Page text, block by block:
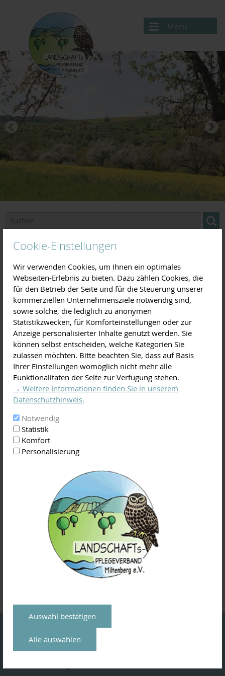
Cookie-Einstellungen
Wir verwenden Cookies, um Ihnen ein optimales
Webseiten-Erlebnis zu bieten. Dazu zählen Cookies, die
für den Betrieb der Seite und für die Steuerung unserer
kommerziellen Unternehmensziele notwendig sind,
sowie solche, die lediglich zu anonymen
Statistikzwecken, für Komforteinstellungen oder zur
Anzeige personalisierter Inhalte genutzt werden. Sie
können selbst entscheiden, welche Kategorien Sie
zulassen möchten. Bitte beachten Sie, dass auf Basis
Ihrer Einstellungen womöglich nicht mehr alle
Funktionalitäten der Seite zur Verfügung stehen.
→ Weitere Informationen finden Sie in unserem
Datenschutzhinweis.
Notwendig
Statistik
Komfort
Personalisierung
Auswahl bestätigen
Alle auswählen
Menü
Aktuelles
Verband
Projekte
Service
Links
Kontakte
Intensivierungskurs
Samstag, 31. Januar 2026 09:00bis17:00
Uhr
Veranstalter:
Landschaftspflegeverband Miltenberg e.V.
Streuobstanlage Amerika
Rainchestalgraben, Obernburg
63785 Obernburg
Für alle Zertifizierten Obstbaumpfleger*innen bieten wir
auch in 2026 wieder einen eintägigen Wiederholungskurs
Seminar, Workshop, Kurs
Diese Veranstaltung im iCal-Format speichern
erfahren Sie bei uns.